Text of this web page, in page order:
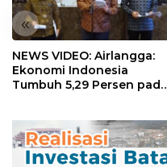
«
NEWS VIDEO: Airlangga:
Ekonomi Indonesia
Tumbuh 5,29 Persen pada